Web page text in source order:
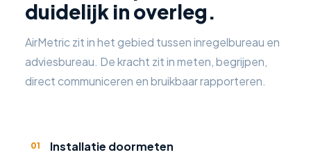
duidelijk in overleg.
AirMetric zit in het gebied tussen inregelbureau en
adviesbureau. De kracht zit in meten, begrijpen,
direct communiceren en bruikbaar rapporteren.
01
Installatie doormeten